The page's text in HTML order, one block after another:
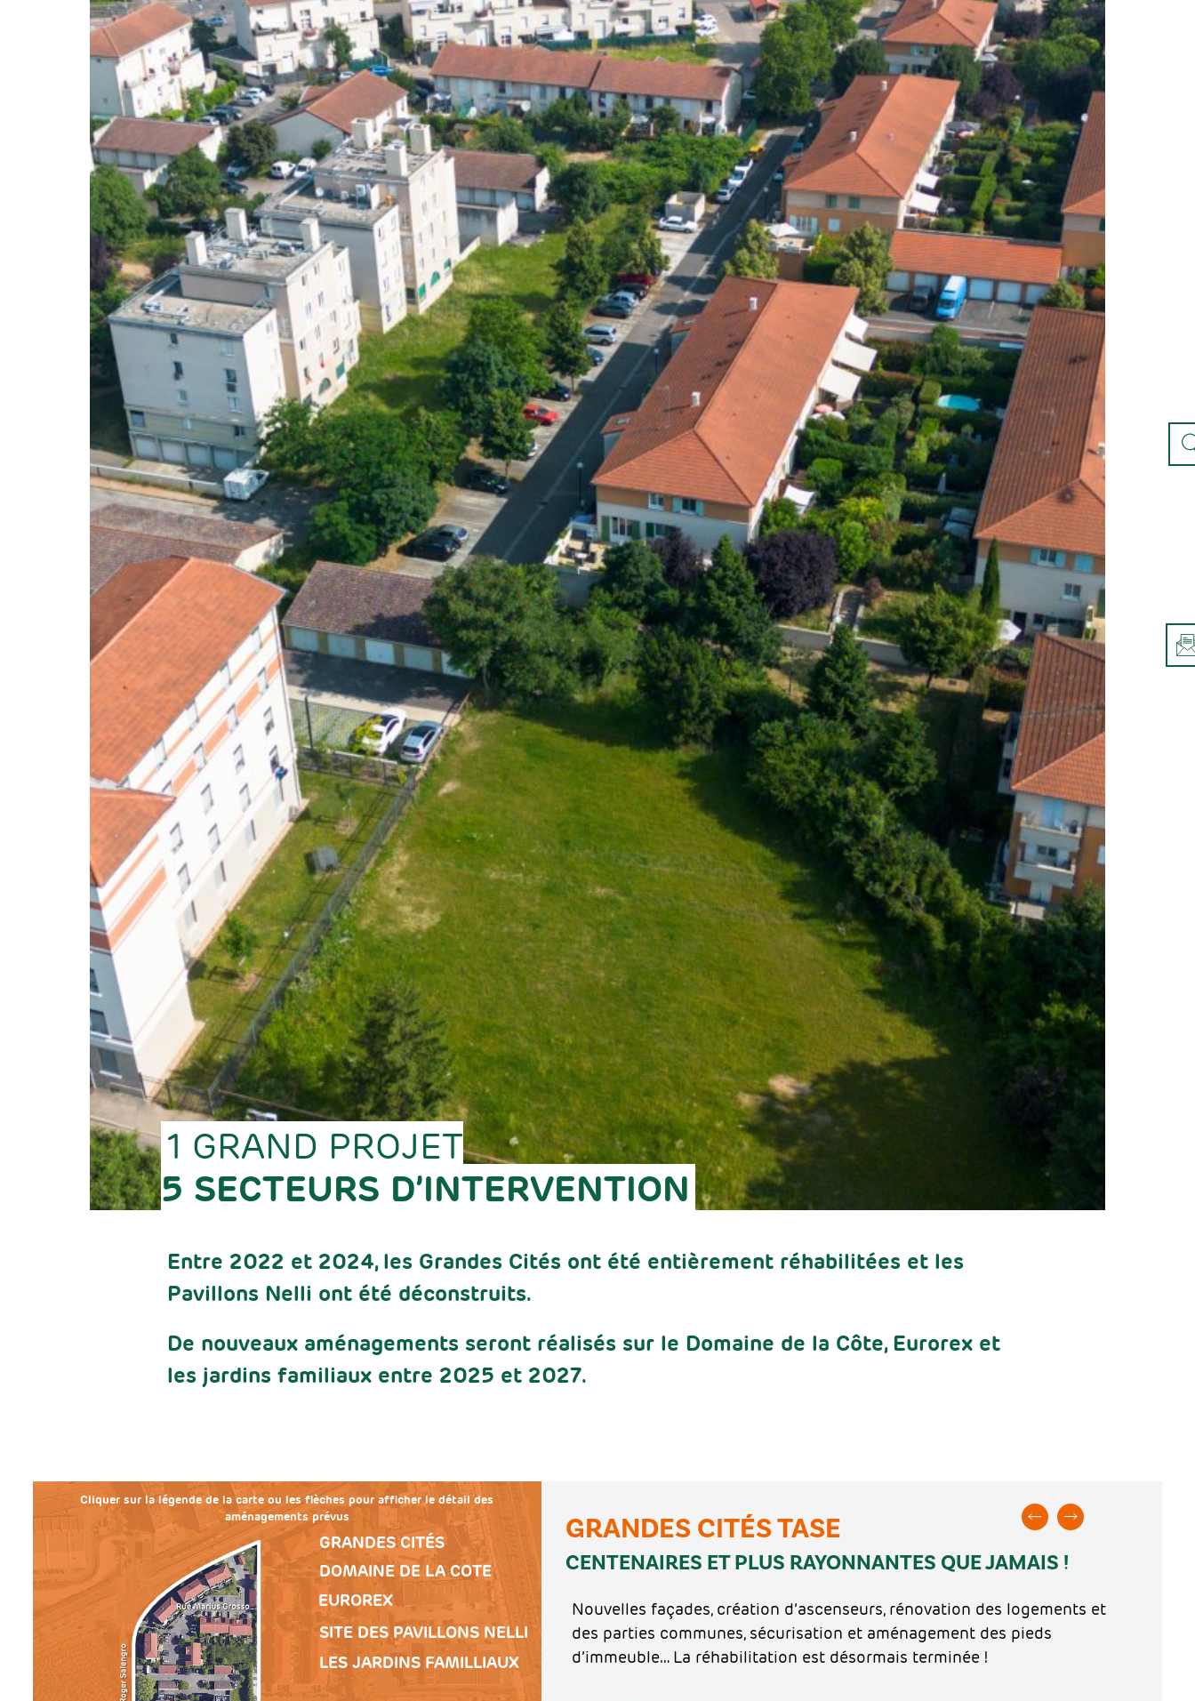
1 GRAND PROJET
5 SECTEURS D’INTERVENTION
Entre 2022 et 2024, les Grandes Cités ont été entièrement réhabilitées et les
Pavillons Nelli ont été déconstruits.
De nouveaux aménagements seront réalisés sur le Domaine de la Côte, Eurorex et
les jardins familiaux entre 2025 et 2027.
Cliquer sur la légende de la carte ou les flèches pour afficher le détail des
aménagements prévus
GRANDES CITÉS
DOMAINE DE LA COTE
EUROREX
SITE DES PAVILLONS NELLI
LES JARDINS FAMILLIAUX
GRANDES CITÉS TASE
CENTENAIRES ET PLUS RAYONNANTES QUE JAMAIS !
Nouvelles façades, création d’ascenseurs, rénovation des logements et
des parties communes, sécurisation et aménagement des pieds
d’immeuble… La réhabilitation est désormais terminée !